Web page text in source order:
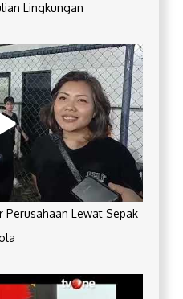
Lingkungan
Perusahaan Lewat Sepak